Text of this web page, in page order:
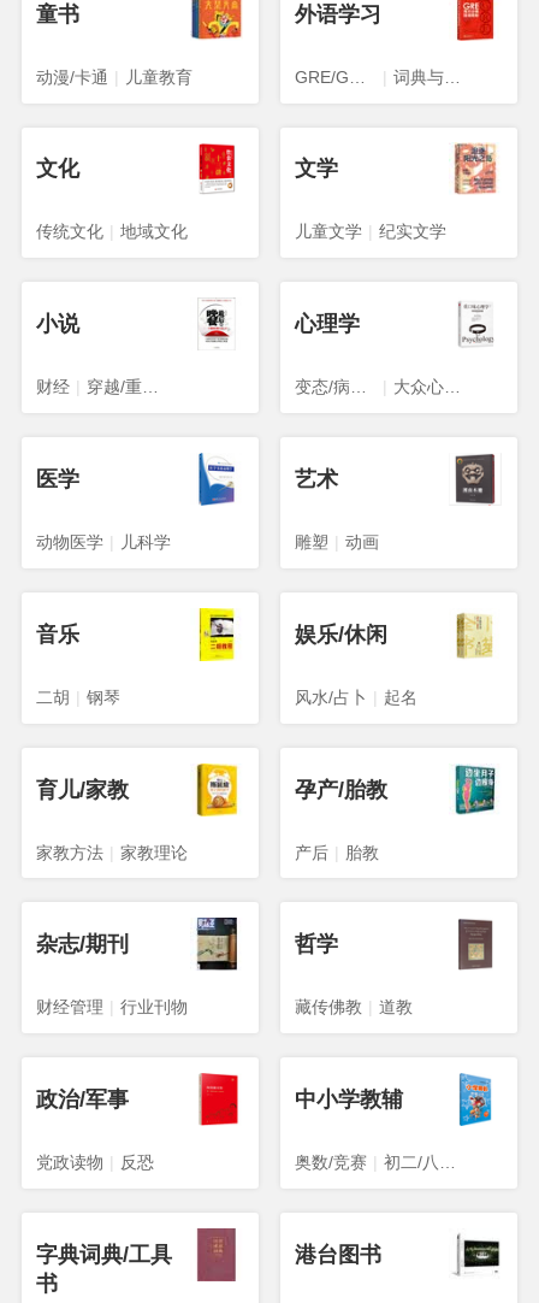
童书
动漫/卡通 | 儿童教育
外语学习
| 词典与工具书
文化
传统文化 | 地域文化
文学
儿童文学 | 纪实文学
小说
财经 |
心理学
| 大众心理学
医学
动物医学 | 儿科学
艺术
雕塑 | 动画
音乐
二胡 | 钢琴
娱乐/休闲
风水/占卜 | 起名
育儿/家教
家教方法 | 家教理论
孕产/胎教
产后 | 胎教
杂志/期刊
财经管理 | 行业刊物
哲学
藏传佛教 | 道教
政治/军事
党政读物 | 反恐
中小学教辅
奥数/竞赛 |
字典词典/工具
书
港台图书